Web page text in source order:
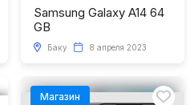
Samsung Galaxy A14 64
GB
Баку 8 апреля 2023
Магазин